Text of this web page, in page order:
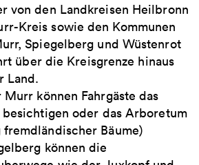
von den Landkreisen Heilbronn
Kreis sowie den Kommunen
Spiegelberg und Wüstenrot
über die Kreisgrenze hinaus
Land.
können Fahrgäste das
oder das Arboretum
fremdländischer Bäume)
können die